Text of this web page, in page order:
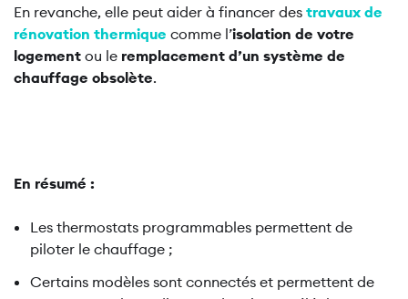
En revanche, elle peut aider à financer des travaux de
rénovation thermique comme l’isolation de votre
logement ou le remplacement d’un système de
chauffage obsolète.
En résumé :
Les thermostats programmables permettent de
piloter le chauffage ;
Certains modèles sont connectés et permettent de